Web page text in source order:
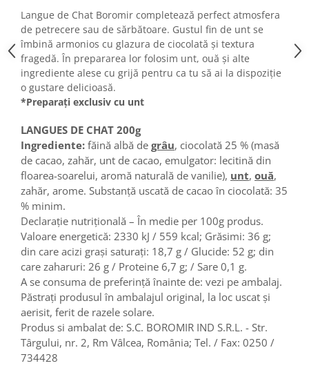
Turta dulce cu nuci
Turta dulce de Sibiu
Turta dulce cu miere
Croissant
Croissant Duofino
Cornulete
Boromele
Cornulete fragede
Pasca
Pasca Fresh
Cereale
Paine
Paine ambalata
Chifle
Colaci festivi
Snack-uri sărate
Covrigi cu ulei de masline
Langue de Chat Boromir completează perfect atmosfera
de petrecere sau de sărbătoare. Gustul fin de unt se
îmbină armonios cu glazura de ciocolată și textura
fragedă. În prepararea lor folosim unt, ouă și alte
ingrediente alese cu grijă pentru ca tu să ai la dispoziție
o gustare delicioasă.
*Preparați exclusiv cu unt
LANGUES DE CHAT 200g
Ingrediente: făină albă de grâu, ciocolată 25 % (masă
de cacao, zahăr, unt de cacao, emulgator: lecitină din
floarea-soarelui, aromă naturală de vanilie), unt, ouă,
zahăr, arome. Substanţă uscată de cacao în ciocolată: 35
% minim.
Declarație nutrițională – În medie per 100g produs.
Valoare energetică: 2330 kJ / 559 kcal; Grăsimi: 36 g;
din care acizi grași saturați: 18,7 g / Glucide: 52 g; din
care zaharuri: 26 g / Proteine 6,7 g; / Sare 0,1 g.
A se consuma de preferință înainte de: vezi pe ambalaj.
Păstrați produsul în ambalajul original, la loc uscat și
aerisit, ferit de razele solare.
Produs si ambalat de: S.C. BOROMIR IND S.R.L. - Str.
Târgului, nr. 2, Rm Vâlcea, România; Tel. / Fax: 0250 /
734428